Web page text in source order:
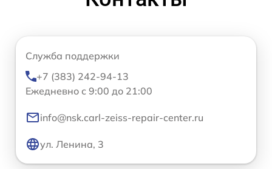
Служба поддержки
+7 (383) 242-94-13
Ежедневно с 9:00 до 21:00
info@nsk.carl-zeiss-repair-center.ru
ул. Ленина, 3